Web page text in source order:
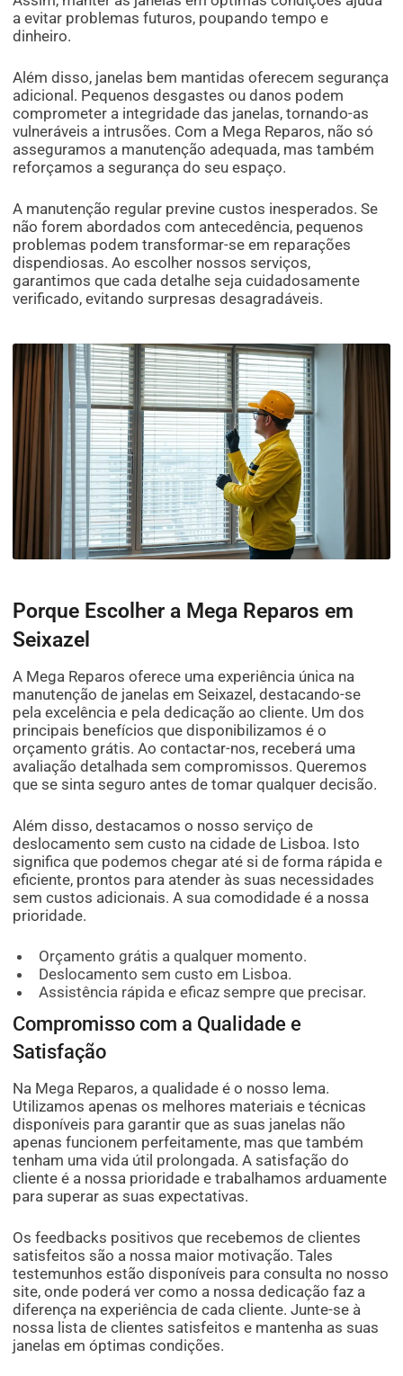
a evitar problemas futuros, poupando tempo e
dinheiro.
Além disso, janelas bem mantidas oferecem segurança
adicional. Pequenos desgastes ou danos podem
comprometer a integridade das janelas, tornando-as
vulneráveis a intrusões. Com a Mega Reparos, não só
asseguramos a manutenção adequada, mas também
reforçamos a segurança do seu espaço.
A manutenção regular previne custos inesperados. Se
não forem abordados com antecedência, pequenos
problemas podem transformar-se em reparações
dispendiosas. Ao escolher nossos serviços,
garantimos que cada detalhe seja cuidadosamente
verificado, evitando surpresas desagradáveis.
Porque Escolher a Mega Reparos em
Seixazel
A Mega Reparos oferece uma experiência única na
manutenção de janelas em Seixazel, destacando-se
pela excelência e pela dedicação ao cliente. Um dos
principais benefícios que disponibilizamos é o
orçamento grátis. Ao contactar-nos, receberá uma
avaliação detalhada sem compromissos. Queremos
que se sinta seguro antes de tomar qualquer decisão.
Além disso, destacamos o nosso serviço de
deslocamento sem custo na cidade de Lisboa. Isto
significa que podemos chegar até si de forma rápida e
eficiente, prontos para atender às suas necessidades
sem custos adicionais. A sua comodidade é a nossa
prioridade.
Orçamento grátis a qualquer momento.
Deslocamento sem custo em Lisboa.
Assistência rápida e eficaz sempre que precisar.
Compromisso com a Qualidade e
Satisfação
Na Mega Reparos, a qualidade é o nosso lema.
Utilizamos apenas os melhores materiais e técnicas
disponíveis para garantir que as suas janelas não
apenas funcionem perfeitamente, mas que também
tenham uma vida útil prolongada. A satisfação do
cliente é a nossa prioridade e trabalhamos arduamente
para superar as suas expectativas.
Os feedbacks positivos que recebemos de clientes
satisfeitos são a nossa maior motivação. Tales
testemunhos estão disponíveis para consulta no nosso
site, onde poderá ver como a nossa dedicação faz a
diferença na experiência de cada cliente. Junte-se à
nossa lista de clientes satisfeitos e mantenha as suas
janelas em óptimas condições.